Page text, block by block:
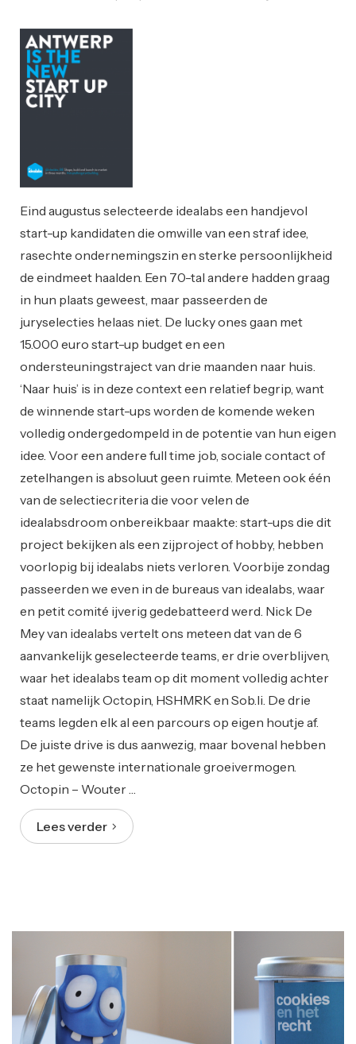
Eind augustus selecteerde idealabs een handjevol
start-up kandidaten die omwille van een straf idee,
rasechte ondernemingszin en sterke persoonlijkheid
de eindmeet haalden. Een 70-tal andere hadden graag
in hun plaats geweest, maar passeerden de
juryselecties helaas niet. De lucky ones gaan met
15.000 euro start-up budget en een
ondersteuningstraject van drie maanden naar huis.
‘Naar huis’ is in deze context een relatief begrip, want
de winnende start-ups worden de komende weken
volledig ondergedompeld in de potentie van hun eigen
idee. Voor een andere full time job, sociale contact of
zetelhangen is absoluut geen ruimte. Meteen ook één
van de selectiecriteria die voor velen de
idealabsdroom onbereikbaar maakte: start-ups die dit
project bekijken als een zijproject of hobby, hebben
voorlopig bij idealabs niets verloren. Voorbije zondag
passeerden we even in de bureaus van idealabs, waar
en petit comité ijverig gedebatteerd werd. Nick De
Mey van idealabs vertelt ons meteen dat van de 6
aanvankelijk geselecteerde teams, er drie overblijven,
waar het idealabs team op dit moment volledig achter
staat namelijk Octopin, HSHMRK en Sob.li. De drie
teams legden elk al een parcours op eigen houtje af.
De juiste drive is dus aanwezig, maar bovenal hebben
ze het gewenste internationale groeivermogen.
Octopin – Wouter …
Lees verder